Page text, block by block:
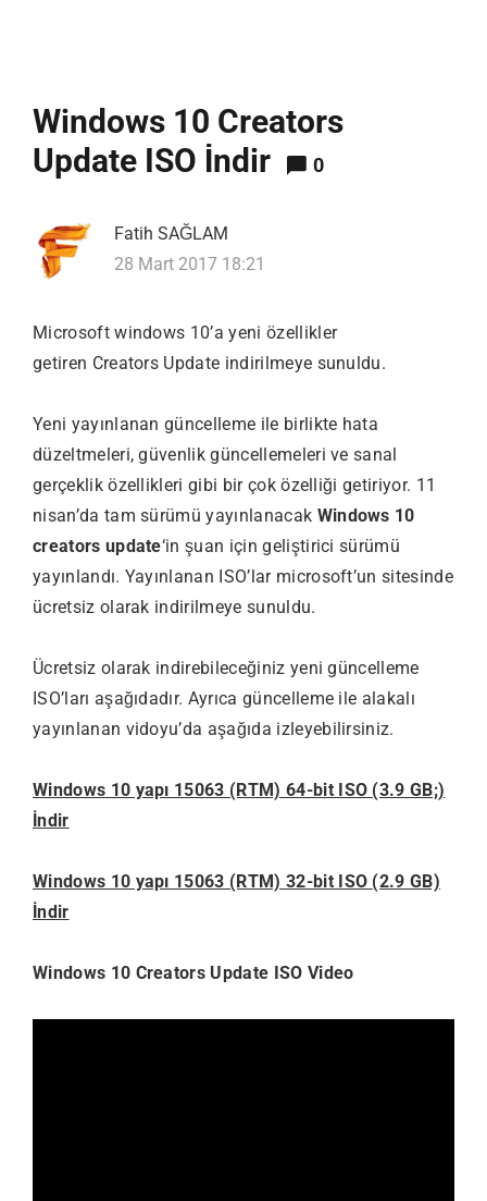
Windows 10 Creators
Update ISO İndir
0
Fatih SAĞLAM
28 Mart 2017 18:21
Microsoft windows 10’a yeni özellikler
getiren Creators Update indirilmeye sunuldu.
Yeni yayınlanan güncelleme ile birlikte hata
düzeltmeleri, güvenlik güncellemeleri ve sanal
gerçeklik özellikleri gibi bir çok özelliği getiriyor. 11
nisan’da tam sürümü yayınlanacak Windows 10
creators update‘in şuan için geliştirici sürümü
yayınlandı. Yayınlanan ISO’lar microsoft’un sitesinde
ücretsiz olarak indirilmeye sunuldu.
Ücretsiz olarak indirebileceğiniz yeni güncelleme
ISO’ları aşağıdadır. Ayrıca güncelleme ile alakalı
yayınlanan vidoyu’da aşağıda izleyebilirsiniz.
Windows 10 yapı 15063 (RTM) 64-bit ISO (3.9 GB;)
İndir
Windows 10 yapı 15063 (RTM) 32-bit ISO (2.9 GB)
İndir
Windows 10 Creators Update ISO Video